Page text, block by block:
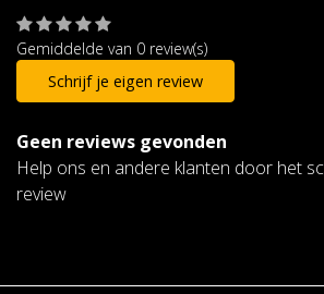
Gemiddelde van 0 review(s)
Schrijf je eigen review
Geen reviews gevonden
Help ons en andere klanten door het
review